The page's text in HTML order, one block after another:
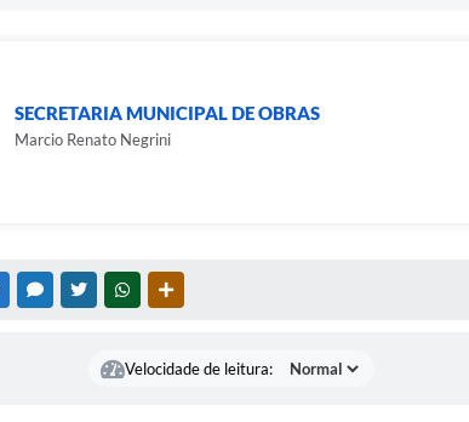
SECRETARIA MUNICIPAL DE OBRAS
Marcio Renato Negrini
FACEBOOKMESSENGER
TWITTERWHATSAPP
Velocidade de leitura: